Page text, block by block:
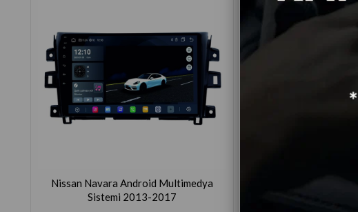
Nissan Navara Android Multimedya
Sistemi 2013-2017